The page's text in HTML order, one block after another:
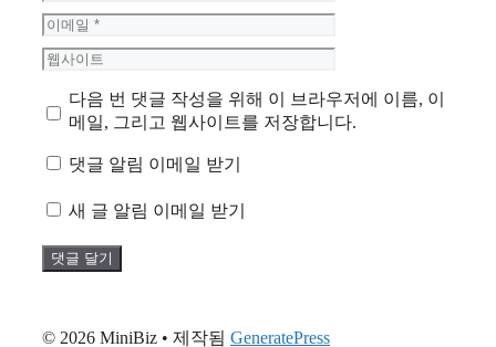
름
이
메
일
웹
이
트
다음 번 댓글 작성을 위해 이 브라우저에 이름, 이
메일, 그리고 웹사이트를 저장합니다.
댓글 알림 이메일 받기
새 글 알림 이메일 받기
© 2026 MiniBiz • 제작됨 GeneratePress